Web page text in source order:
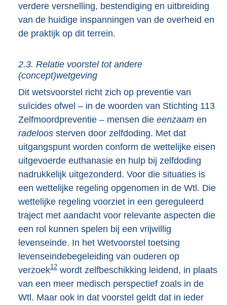
verdere versnelling, bestendiging en uitbreiding
van de huidige inspanningen van de overheid en
de praktijk op dit terrein.
2.3. Relatie voorstel tot andere
(concept)wetgeving
Dit wetsvoorstel richt zich op preventie van
suïcides ofwel – in de woorden van Stichting 113
Zelfmoordpreventie – mensen die eenzaam en
radeloos sterven door zelfdoding. Met dat
uitgangspunt worden conform de wettelijke eisen
uitgevoerde euthanasie en hulp bij zelfdoding
nadrukkelijk uitgezonderd. Voor die situaties is
een wettelijke regeling opgenomen in de Wtl. Die
wettelijke regeling voorziet in een gereguleerd
traject met aandacht voor relevante aspecten die
een rol kunnen spelen bij een vrijwillig
levenseinde. In het Wetvoorstel toetsing
levenseindebegeleiding van ouderen op
verzoek12 wordt zelfbeschikking leidend, in plaats
van een meer medisch perspectief zoals in de
Wtl. Maar ook in dat voorstel geldt dat in ieder